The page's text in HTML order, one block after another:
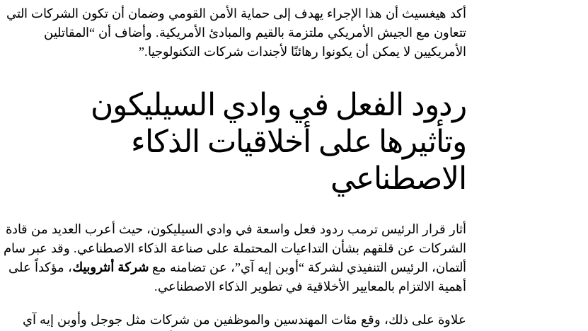
أكد هيغسيث أن هذا الإجراء يهدف إلى حماية الأمن القومي وضمان أن تكون الشركات التي
تتعاون مع الجيش الأمريكي ملتزمة بالقيم والمبادئ الأمريكية. وأضاف أن “المقاتلين
الأمريكيين لا يمكن أن يكونوا رهائنًا لأجندات شركات التكنولوجيا.”
ردود الفعل في وادي السيليكون
وتأثيرها على أخلاقيات الذكاء
الاصطناعي
أثار قرار الرئيس ترمب ردود فعل واسعة في وادي السيليكون، حيث أعرب العديد من قادة
الشركات عن قلقهم بشأن التداعيات المحتملة على صناعة الذكاء الاصطناعي. وقد عبر سام
ألتمان، الرئيس التنفيذي لشركة “أوبن إيه آي”، عن تضامنه مع شركة أنثروبيك، مؤكداً على
أهمية الالتزام بالمعايير الأخلاقية في تطوير الذكاء الاصطناعي.
علاوة على ذلك، وقع مئات المهندسين والموظفين من شركات مثل جوجل وأوبن إيه آي